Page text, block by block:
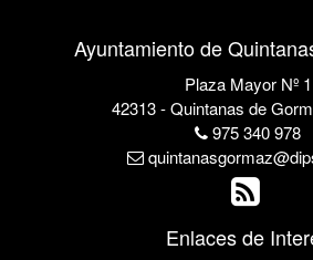
Ayuntamiento de
Plaza Mayor Nº 1
42313 - Quintanas de
975 340 978
Enlaces de